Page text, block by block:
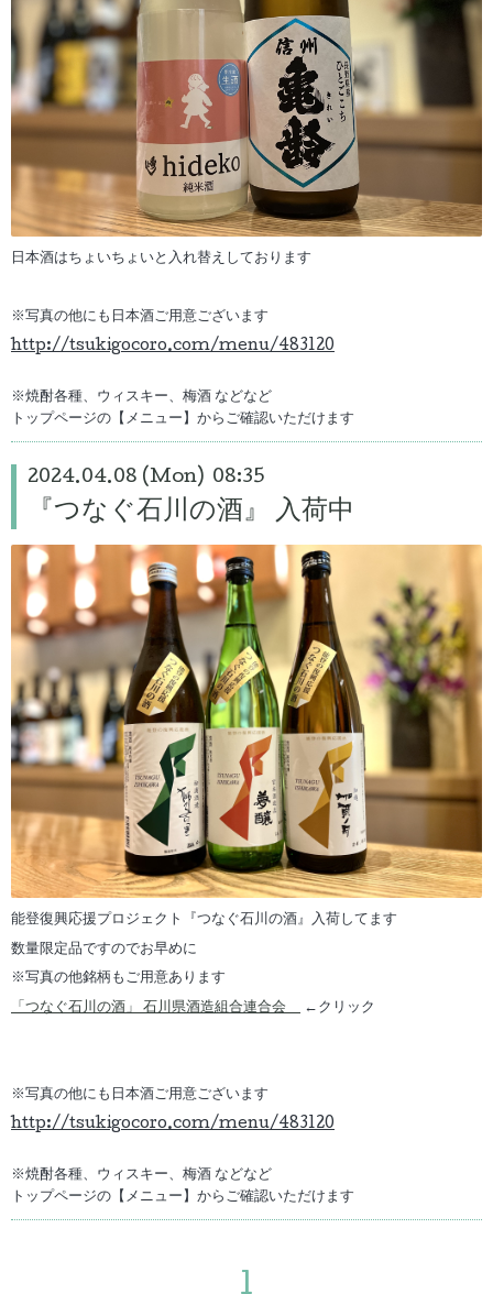
日本酒はちょいちょいと入れ替えしております
※写真の他にも日本酒ご用意ございます
http://tsukigocoro.com/menu/483120
※焼酎各種、ウィスキー、梅酒 などなど
トップページの【メニュー】からご確認いただけます
2024.04.08 (Mon) 08:35
『つなぐ石川の酒』 入荷中
能登復興応援プロジェクト『つなぐ石川の酒』入荷してます
数量限定品ですのでお早めに
※写真の他銘柄もご用意あります
「つなぐ石川の酒」 石川県酒造組合連合会
←クリック
※写真の他にも日本酒ご用意ございます
http://tsukigocoro.com/menu/483120
※焼酎各種、ウィスキー、梅酒 などなど
トップページの【メニュー】からご確認いただけます
1